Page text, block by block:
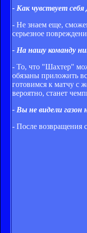
- Как чувствует
- Не знаем еще,
серьезное
- На нашу команду
- То, что "Шахтер"
обязаны приложить
готовимся к матчу с
вероятно, станет
- Вы не видели
- После возвращения